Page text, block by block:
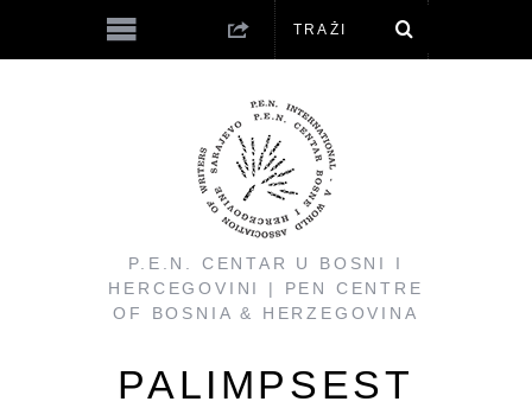
P.E.N. CENTAR U BOSNI I
HERCEGOVINI | PEN CENTRE
OF BOSNIA & HERZEGOVINA
PALIMPSEST